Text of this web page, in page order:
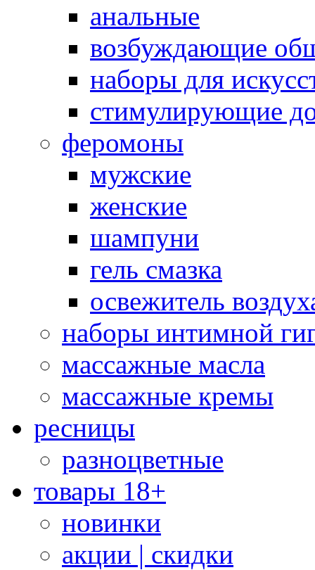
анальные
возбуждающие
наборы для
стимулирующие
феромоны
мужские
женские
шампуни
гель смазка
освежитель
наборы интимной
массажные масла
массажные кремы
ресницы
разноцветные
товары 18+
новинки
акции | скидки